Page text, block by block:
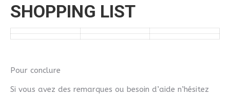
SHOPPING LIST
Pour conclure
Si vous avez des remarques ou besoin d’aide n’hésitez